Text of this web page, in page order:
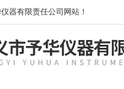
器有限责任公司网站！